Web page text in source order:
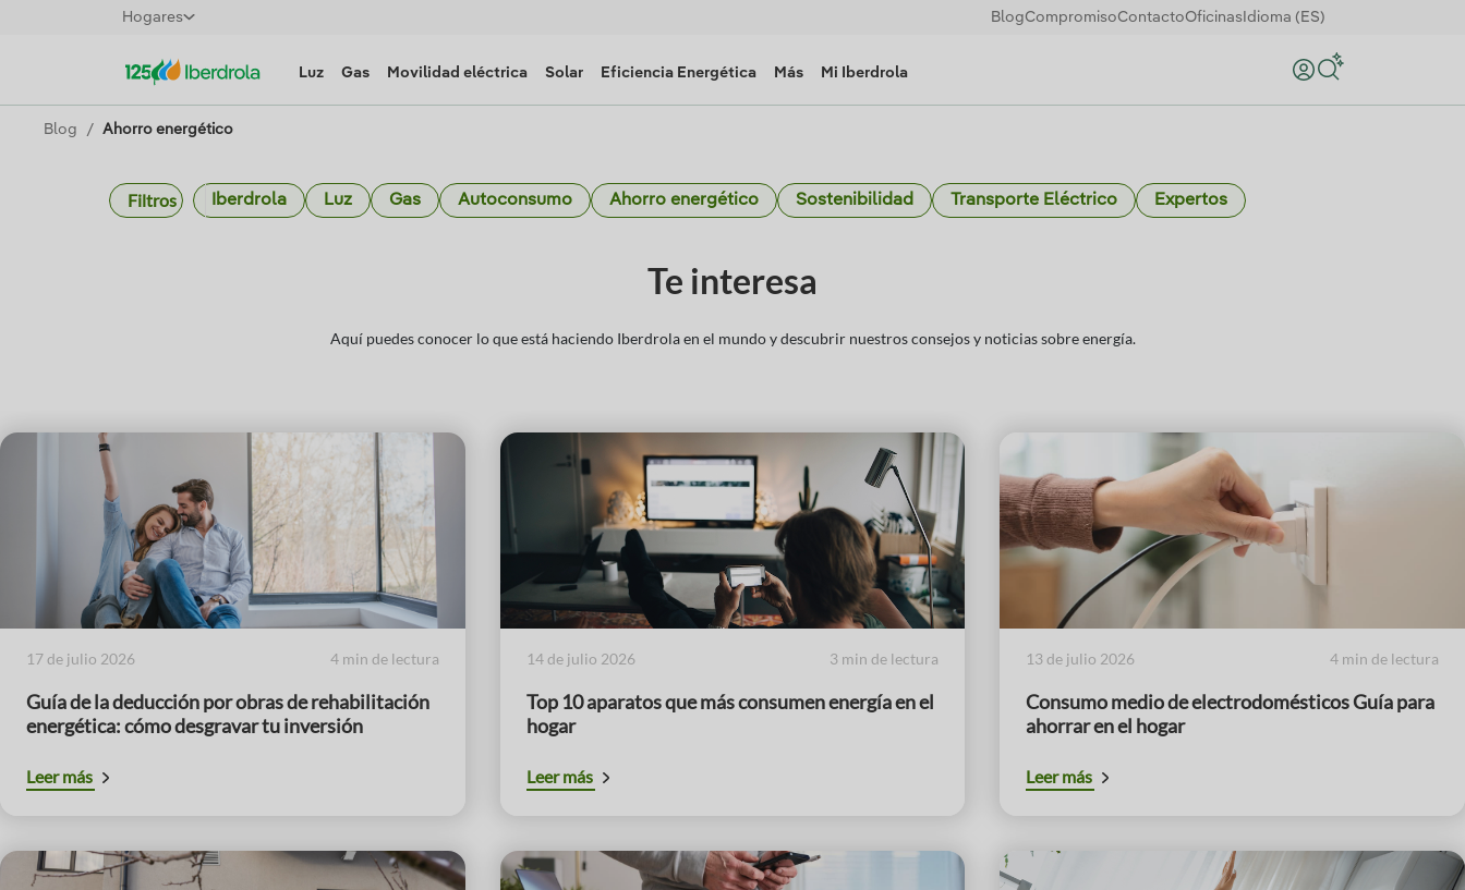
Hogares BlogCompromisoContactoOficinas Idioma (ES)
Luz Gas Movilidad eléctrica Solar Eficiencia Energética Más Mi Iberdrola Buscar
Blog Ahorro energético
Filtros Iberdrola Luz Gas Autoconsumo Ahorro energético Sostenibilidad Transporte Eléctrico Expertos
Te interesa
Aquí puedes conocer lo que está haciendo Iberdrola en el mundo y descubrir nuestros consejos y noticias sobre energía.
17 de julio 2026 4 min de lectura
Guía de la deducción por obras de rehabilitación
energética: cómo desgravar tu inversión
Leer más
14 de julio 2026 3 min de lectura
Top 10 aparatos que más consumen energía en el
hogar
Leer más
13 de julio 2026 4 min de lectura
Consumo medio de electrodomésticos Guía para
ahorrar en el hogar
Leer más